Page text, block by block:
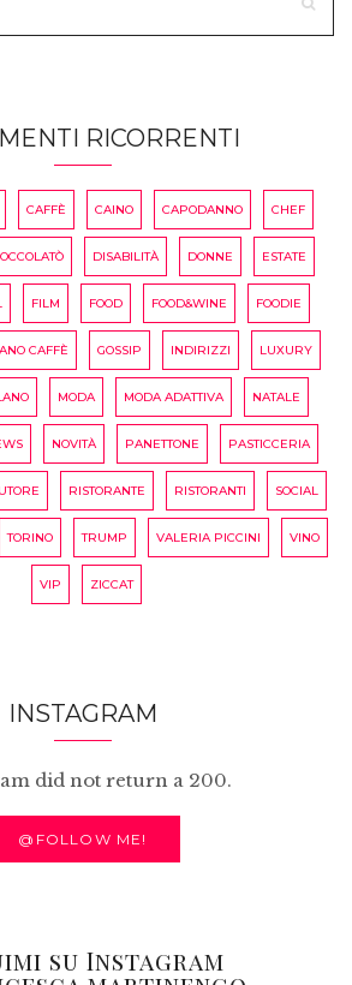
RICORRENTI
CAFFÈ CAINO CAPODANNO CHEF
DISABILITÀ DONNE ESTATE
FILM FOOD FOOD&WINE FOODIE
CAFFÈ GOSSIP INDIRIZZI LUXURY
MODA MODA ADATTIVA NATALE
NOVITÀ PANETTONE PASTICCERIA
RISTORANTE RISTORANTI SOCIAL
TORINO TRUMP VALERIA PICCINI VINO
VIP ZICCAT
INSTAGRAM
did not return a 200.
@FOLLOW ME!
su Instagram